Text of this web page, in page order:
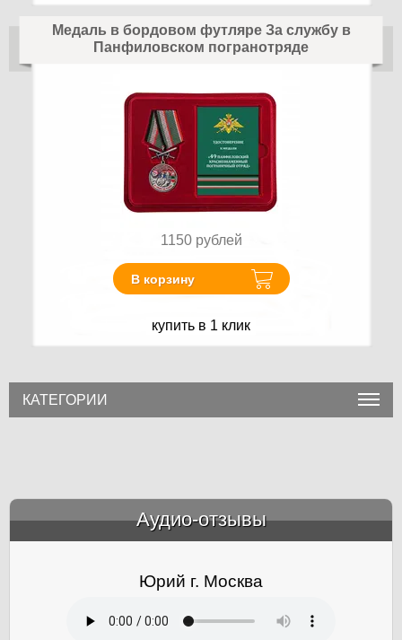
Медаль в бордовом футляре За службу в
Панфиловском погранотряде
1150 рублей
В корзину
купить в 1 клик
КАТЕГОРИИ
Аудио-отзывы
Юрий г. Москва